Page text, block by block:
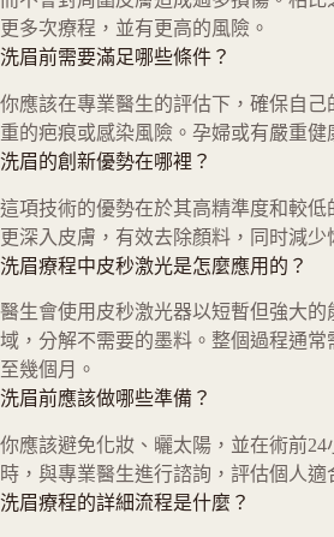
更多次療程，並有更高的風險。
洗眉前需要滿足哪些條件？
你應該在專業醫生的評估下，確保自
重的疤痕或感染風險。孕婦或有嚴重健
洗眉的創新優勢在哪裡？
這項技術的優勢在於其高精準度和較
更深入皮膚，有效去除顏料，同时減少
洗眉療程中皮秒激光是怎麼應用的？
醫生會使用皮秒激光器以短暫但強大的
域，分解不需要的墨料。整個過程通常
至幾個月。
洗眉前應該做哪些準備？
你應該避免化妝、曬太陽，並在術前24
時，與專業醫生進行諮詢，評估個人適
洗眉療程的詳細流程是什麼？